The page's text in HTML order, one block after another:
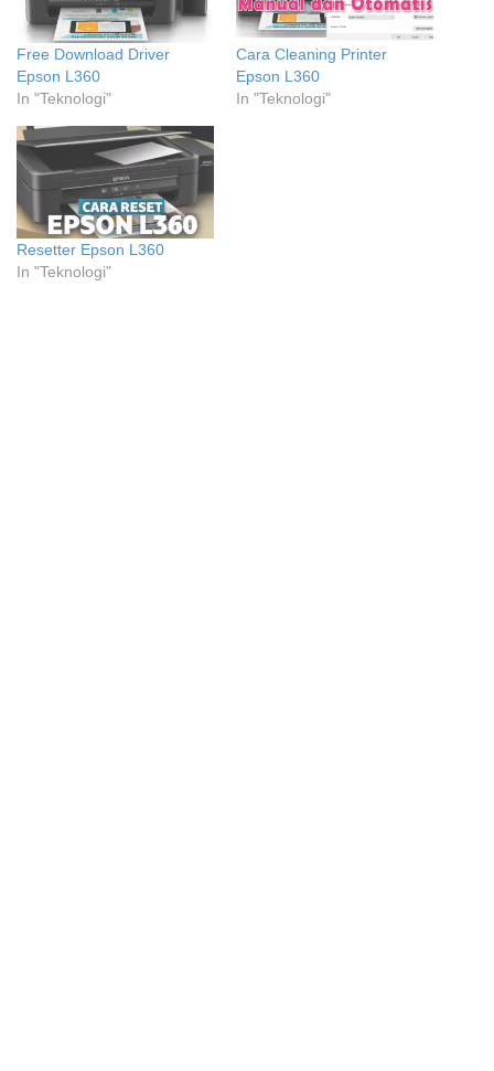
Free Download Driver
Epson L360
In "Teknologi"
Cara Cleaning Printer
Epson L360
In "Teknologi"
Resetter Epson L360
In "Teknologi"